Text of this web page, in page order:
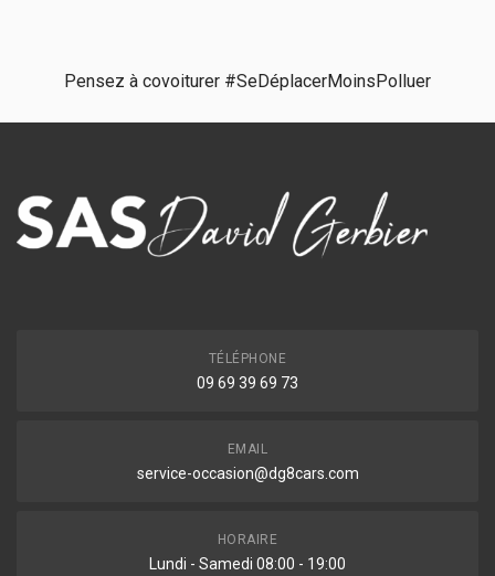
Pensez à covoiturer #SeDéplacerMoinsPolluer
TÉLÉPHONE
09 69 39 69 73
EMAIL
service-occasion@dg8cars.com
HORAIRE
Lundi - Samedi 08:00 - 19:00